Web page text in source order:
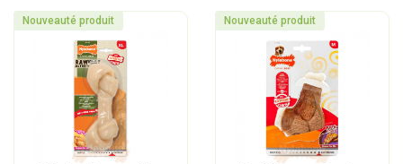
Nouveauté produit Nouveauté produit